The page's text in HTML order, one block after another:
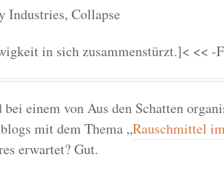
Industries, Collapse
in sich zusammenstürzt.]< << -
bei einem von Aus den Schatten
mit dem Thema „Rauschmittel
erwartet? Gut.